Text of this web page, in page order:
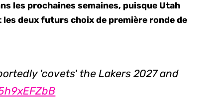
les prochaines semaines, puisque Utah
deux futurs choix de première ronde de
'covets' the Lakers 2027 and